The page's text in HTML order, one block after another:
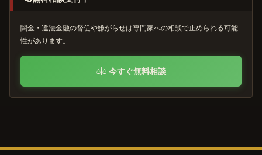
闇金・違法金融の督促や嫌がらせは専門家への相談で止められる可能
性があります。
今すぐ無料相談